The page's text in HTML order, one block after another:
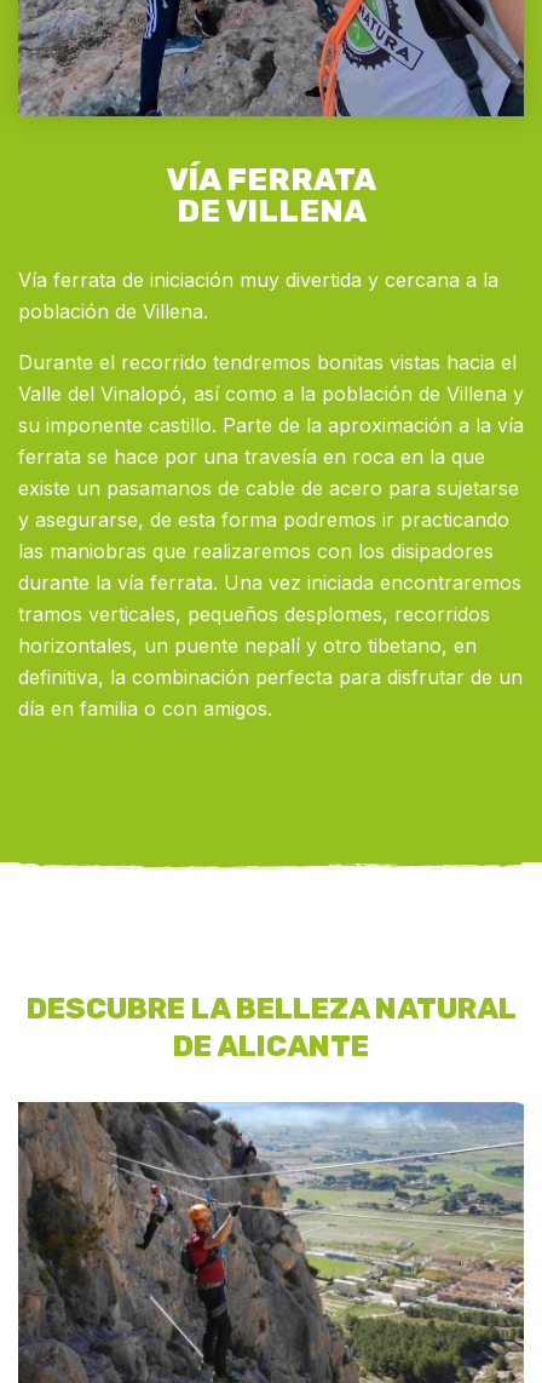
VÍA FERRATA
DE VILLENA
Vía ferrata de iniciación muy divertida y cercana a la
población de Villena.
Durante el recorrido tendremos bonitas vistas hacia el
Valle del Vinalopó, así como a la población de Villena y
su imponente castillo. Parte de la aproximación a la vía
ferrata se hace por una travesía en roca en la que
existe un pasamanos de cable de acero para sujetarse
y asegurarse, de esta forma podremos ir practicando
las maniobras que realizaremos con los disipadores
durante la vía ferrata. Una vez iniciada encontraremos
tramos verticales, pequeños desplomes, recorridos
horizontales, un puente nepalí y otro tibetano, en
definitiva, la combinación perfecta para disfrutar de un
día en familia o con amigos.
DESCUBRE LA BELLEZA NATURAL
DE ALICANTE